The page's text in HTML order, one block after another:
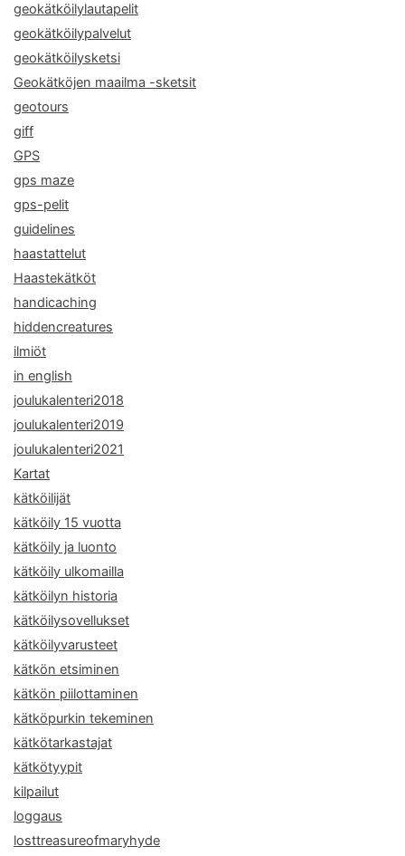
geokätköilylautapelit
geokätköilypalvelut
geokätköilysketsi
Geokätköjen maailma -sketsit
geotours
giff
GPS
gps maze
gps-pelit
guidelines
haastattelut
Haastekätköt
handicaching
hiddencreatures
ilmiöt
in english
joulukalenteri2018
joulukalenteri2019
joulukalenteri2021
Kartat
kätköilijät
kätköily 15 vuotta
kätköily ja luonto
kätköily ulkomailla
kätköilyn historia
kätköilysovellukset
kätköilyvarusteet
kätkön etsiminen
kätkön piilottaminen
kätköpurkin tekeminen
kätkötarkastajat
kätkötyypit
kilpailut
loggaus
losttreasureofmaryhyde